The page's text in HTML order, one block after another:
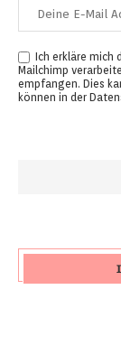
Ich erkläre mich
Mailchimp
empfangen. Dies
können in der